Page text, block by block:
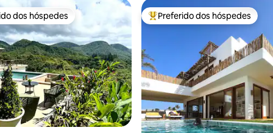
preferidos dos hóspedes
dos hóspedes Entre os melhores preferidos
Preferido dos hóspedes